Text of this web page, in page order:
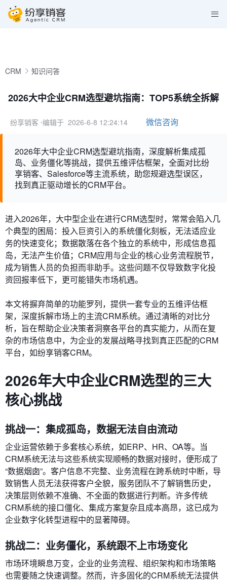
CRM 知识问答
2026大中企业CRM选型避坑指南：TOP5系统全拆解
纷享销客 ⋅编辑于 2026-6-8 12:24:14 微信咨询
2026年大中企业CRM选型避坑指南，深度解析集成孤
岛、业务僵化等挑战，提供五维评估框架，全面对比纷
享销客、Salesforce等主流系统，助您规避选型误区，
找到真正驱动增长的CRM平台。
进入2026年，大中型企业在进行CRM选型时，常常会陷入几
个典型的困局：投入巨资引入的系统僵化刻板，无法适应业
务的快速变化；数据散落在各个独立的系统中，形成信息孤
岛，无法产生价值；CRM应用与企业的核心业务流程脱节，
成为销售人员的负担而非助手。这些问题不仅导致数字化投
资回报率低下，更可能错失市场机遇。
本文将摒弃简单的功能罗列，提供一套专业的五维评估框
架，深度拆解市场上的主流CRM系统。通过清晰的对比分
析，旨在帮助企业决策者洞察各平台的真实能力，从而在复
杂的市场信息中，为企业的发展战略寻找到真正匹配的CRM
平台，如纷享销客CRM。
2026年大中企业CRM选型的三大
核心挑战
挑战一：集成孤岛，数据无法自由流动
企业运营依赖于多套核心系统，如ERP、HR、OA等。当
CRM系统无法与这些系统实现顺畅的数据对接时，便形成了
“数据烟囱”。客户信息不完整、业务流程在跨系统时中断，导
致销售人员无法获得客户全貌，服务团队不了解销售历史，
决策层则依赖不准确、不全面的数据进行判断。许多传统
CRM系统的接口僵化、集成方案复杂且成本高昂，这已成为
企业数字化转型进程中的显著障碍。
挑战二：业务僵化，系统跟不上市场变化
市场环境瞬息万变，企业的业务流程、组织架构和市场策略
也需要随之快速调整。然而，许多固化的CRM系统无法提供